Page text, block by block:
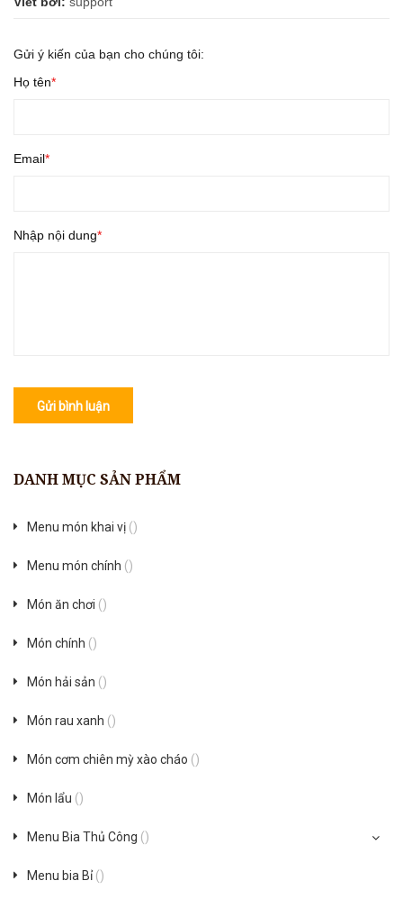
Gửi ý kiến của bạn cho chúng tôi:
Họ tên
Email
Nhập nội dung
Gửi bình luận
DANH MỤC SẢN PHẨM
Menu món khai vị ()
Menu món chính ()
Món ăn chơi ()
Món chính ()
Món hải sản ()
Món rau xanh ()
Món cơm chiên mỳ xào cháo ()
Món lẩu ()
Menu Bia Thủ Công ()
Menu bia Bỉ()